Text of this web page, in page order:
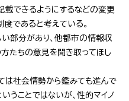
載できるようにするなどの変更
であると考えている。
部分があり、他都市の情報収
たちの意見を聞き取ってほし
は社会情勢から鑑みても進んで
うことではないが、性的マイノ